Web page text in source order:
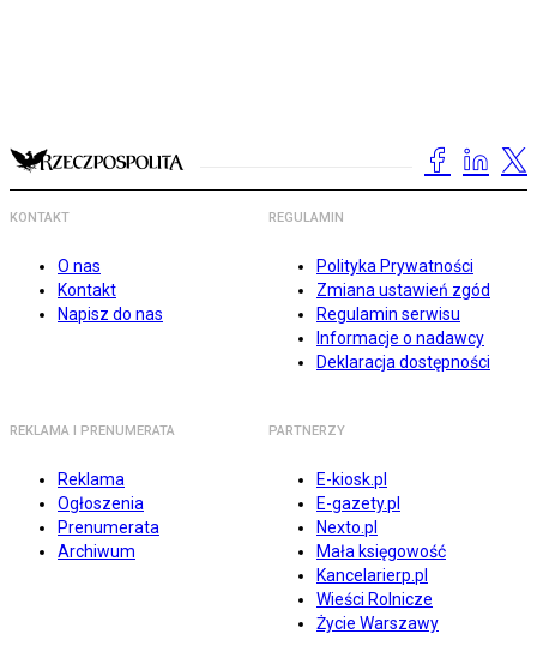
KONTAKT
O nas
Kontakt
Napisz do nas
REGULAMIN
Polityka Prywatności
Zmiana ustawień zgód
Regulamin serwisu
Informacje o nadawcy
Deklaracja dostępności
REKLAMA I PRENUMERATA
Reklama
Ogłoszenia
Prenumerata
Archiwum
PARTNERZY
E-kiosk.pl
E-gazety.pl
Nexto.pl
Mała księgowość
Kancelarierp.pl
Wieści Rolnicze
Życie Warszawy